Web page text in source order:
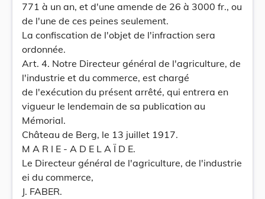
771 à un an, et d'une amende de 26 à 3000 fr., ou
de l'une de ces peines seulement.
La confiscation de l'objet de l'infraction sera
ordonnée.
Art. 4. Notre Directeur général de l'agriculture, de
l'industrie et du commerce, est chargé
de l'exécution du présent arrêté, qui entrera en
vigueur le lendemain de sa publication au
Mémorial.
Château de Berg, le 13 juillet 1917.
M A R I E - A D E L A Ï D E.
Le Directeur général de l'agriculture, de l'industrie
ei du commerce,
J. FABER.